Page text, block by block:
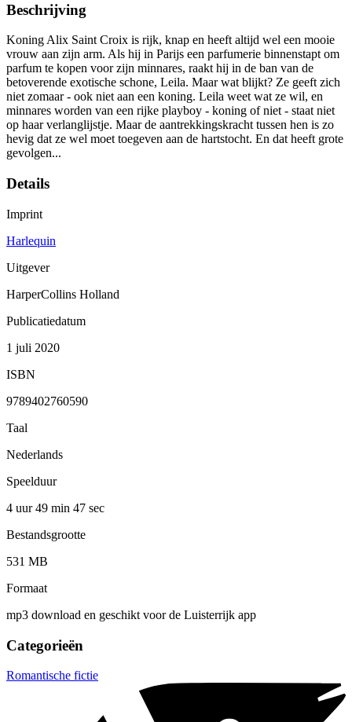
Beschrijving
Koning Alix Saint Croix is rijk, knap en heeft altijd wel een mooie
vrouw aan zijn arm. Als hij in Parijs een parfumerie binnenstapt om
parfum te kopen voor zijn minnares, raakt hij in de ban van de
betoverende exotische schone, Leila. Maar wat blijkt? Ze geeft zich
niet zomaar - ook niet aan een koning. Leila weet wat ze wil, en
minnares worden van een rijke playboy - koning of niet - staat niet
op haar verlanglijstje. Maar de aantrekkingskracht tussen hen is zo
hevig dat ze wel moet toegeven aan de hartstocht. En dat heeft grote
gevolgen...
Details
Imprint
Harlequin
Uitgever
HarperCollins Holland
Publicatiedatum
1 juli 2020
ISBN
9789402760590
Taal
Nederlands
Speelduur
4 uur 49 min 47 sec
Bestandsgrootte
531 MB
Formaat
mp3 download en geschikt voor de Luisterrijk app
Categorieën
Romantische fictie